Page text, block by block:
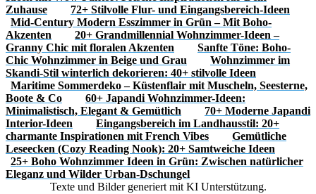
Zuhause
72+ Stilvolle Flur- und Eingangsbereich-Ideen
Mid-Century Modern Esszimmer in Grün – Mit Boho-
Akzenten
20+ Grandmillennial Wohnzimmer-Ideen –
Granny Chic mit floralen Akzenten
Sanfte Töne: Boho-
Chic Wohnzimmer in Beige und Grau
Wohnzimmer im
Skandi-Stil winterlich dekorieren: 40+ stilvolle Ideen
Maritime Sommerdeko – Küstenflair mit Muscheln, Seesterne,
Boote & Co
60+ Japandi Wohnzimmer-Ideen:
Minimalistisch, Elegant & Gemütlich
70+ Moderne Japandi
Interior-Ideen
Eingangsbereich im Landhausstil: 20+
charmante Inspirationen mit French Vibes
Gemütliche
Leseecken (Cozy Reading Nook): 20+ Samtweiche Ideen
25+ Boho Wohnzimmer Ideen in Grün: Zwischen natürlicher
Eleganz und Wilder Urban-Dschungel
Texte und Bilder generiert mit KI Unterstützung.